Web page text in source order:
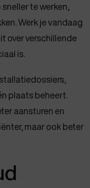
te werken,
Werk je vandaag
over verschillende
is.
plaats beheert.
aansturen en
maar ook beter